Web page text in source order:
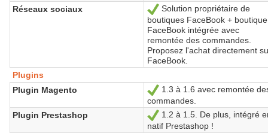
Réseaux sociaux
Sí
Solution propriétaire de
boutiques FaceBook + boutique
FaceBook intégrée avec
remontée des commandes.
Proposez l'achat directement
FaceBook.
Plugins
Plugin Magento
Sí
1.3 à 1.6 avec remontée
commandes.
Plugin Prestashop
Sí
1.2 à 1.5. De plus, intégré
natif Prestashop !